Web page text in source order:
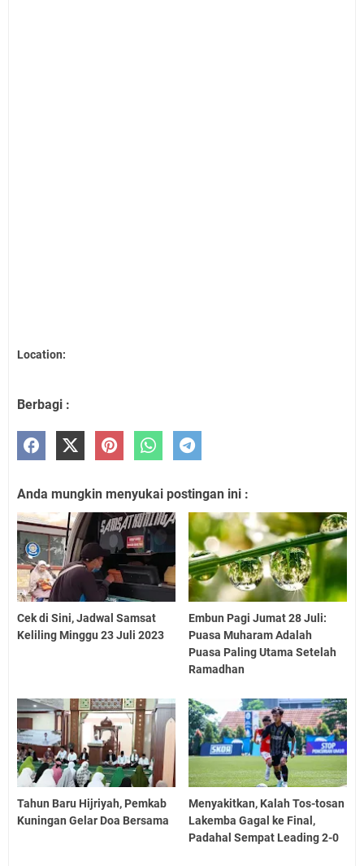
Location:
Berbagi :
Anda mungkin menyukai postingan ini :
Cek di Sini, Jadwal Samsat
Keliling Minggu 23 Juli 2023
Embun Pagi Jumat 28 Juli:
Puasa Muharam Adalah
Puasa Paling Utama Setelah
Ramadhan
Tahun Baru Hijriyah, Pemkab
Kuningan Gelar Doa Bersama
Menyakitkan, Kalah Tos-tosan
Lakemba Gagal ke Final,
Padahal Sempat Leading 2-0